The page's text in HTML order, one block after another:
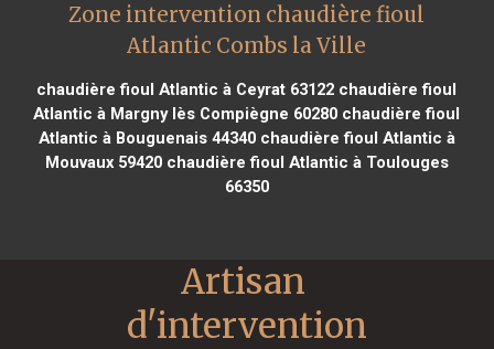
Zone intervention chaudière fioul
Atlantic Combs la Ville
chaudière fioul Atlantic à Ceyrat 63122 chaudière fioul
Atlantic à Margny lès Compiègne 60280 chaudière fioul
Atlantic à Bouguenais 44340chaudière fioul Atlantic à
Mouvaux 59420chaudière fioul Atlantic à Toulouges
66350
Artisan
d'intervention